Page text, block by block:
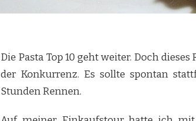
Die Pasta Top 10 geht weiter. Doch
der Konkurrenz. Es sollte spontan
Stunden Rennen.